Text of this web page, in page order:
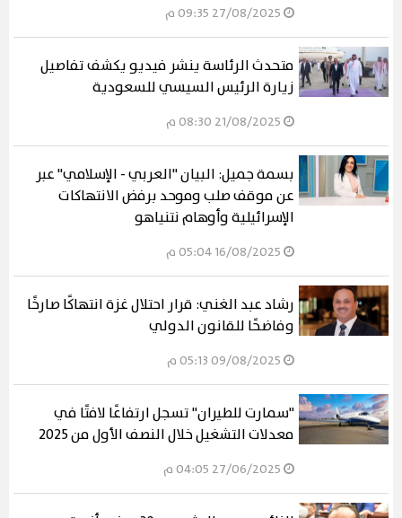
متحدث الرئاسة ينشر فيديو يكشف تفاصيل
زيارة الرئيس السيسي للسعودية
بسمة جميل: البيان "العربي - الإسلامي" عبر
عن موقف صلب وموحد برفض الانتهاكات
الإسرائيلية وأوهام نتنياهو
رشاد عبد الغني: قرار احتلال غزة انتهاكًا صارخًا
وفاضحًا للقانون الدولي
"سمارت للطيران" تسجل ارتفاعًا لافتًا في
معدلات التشغيل خلال النصف الأول من 2025